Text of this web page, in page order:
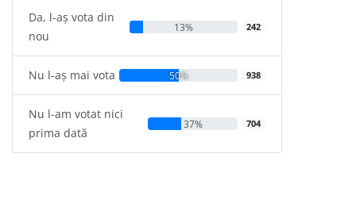
Da, l-aș vota din
nou
13% 242
Nu l-aș mai vota 50% 938
Nu l-am votat nici
prima dată
37% 704